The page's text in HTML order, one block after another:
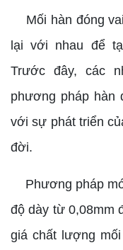
Mối hàn đóng
lại với nhau để
Trước đây, các
phương pháp hàn
với sự phát triển
đời.
Phương pháp
độ dày từ 0,08mm
giá chất lượng